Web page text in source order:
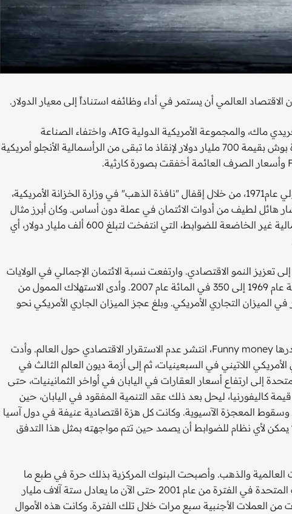
العالمي أن يستمر في أداء وظائفه استناداً إلى معيار الدولار.
أحداث أيلول (سبتمبر) 2008 ـ تأميم وكالتي فاني ماي وفريدي ماك، والمجموعة الأمريكية الدولية AIG، واختفاء الصناعة
المصرفية الاستثمارية في الولايات المتحدة، وخطة إدارة بوش بقيمة 700 مليار دولار لإنقاذ ما تبقى من الرأسمالية الأنجلو أمريكية
حين دمر ريتشارد نيكسون نظام بريتون وودز المالي الدولي عام1971، من خلال إقفال "نافذة الذهب" في وزارة الخزانة الأمريكية،
هائل لطيف من أدوات الائتمان في عملة دون أساس. وكان أبرز مثال
وأشدها قتلاً في هذا الجنون، هو نمو سوق المشتقات المالية غير الخاضعة للضوابط، التي انتفخت لتبلغ 600 ألف مليار دولار، أي
تعزيز النمو الاقتصادي. وارتفعت نسبة الائتمان الإجمالي في الولايات
المتحدة مقابل الناتج المحلي الإجمالي من 150 في المائة عام 1969 إلى 350 في المائة عام 2007. وأدى الاستهلاك الممول من
الميزان التجاري الأمريكي. وبلغ عجز الميزان الجاري الأمريكي نحو
وبينما غمر معيار الدولار العالم بأموال مشكوك في مصادرها Funny money، انتشر عدم الاستقرار الاقتصادي حول العالم. وأدت
اللاتيني في السبعينيات، ثم إلى أزمة ديون العالم الثالث في
إلى ارتفاع أسعار العقارات في اليابان في أواخر الثمانينيات، حتى
كاليفورنيا، ليحل بعد ذلك عقد التنمية المفقود في اليابان، حين
ثم جاء بعد ذلك نهوض وسقوط المعجزة الآسيوية. وكانت كل هزة اقتصادية عنيفة في دول آسيا
يمكن لأي نظام للضوابط أن يصمد حين تتم مواجهته بمثل هذا التدفق
العالمية والذهب. وأصبحت البنوك المركزية بذلك حرة في طبع ما
ترغب من الأموال. وطبعت البنوك المركزية خارج الولايات المتحدة في الفترة من عام 2001 حتى الآن ما يعادل ستة آلاف مليار
العملات الأجنبية سبع مرات خلال تلك الفترة. وكانت هذه الأموال